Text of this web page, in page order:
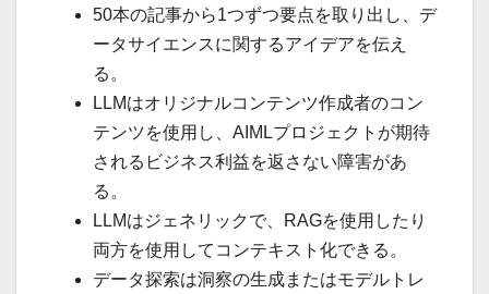
50本の記事から1つずつ要点を取り出し、デ
ータサイエンスに関するアイデアを伝え
る。
LLMはオリジナルコンテンツ作成者のコン
テンツを使用し、AIMLプロジェクトが期待
されるビジネス利益を返さない障害があ
る。
LLMはジェネリックで、RAGを使用したり
両方を使用してコンテキスト化できる。
データ探索は洞察の生成またはモデルトレ